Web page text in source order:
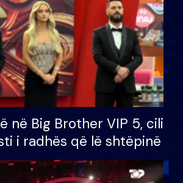
në Big Brother VIP 5, cili
i radhës që lë shtëpinë